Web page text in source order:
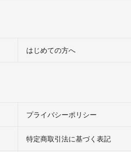
はじめての方へ
プライバシーポリシー
特定商取引法に基づく表記